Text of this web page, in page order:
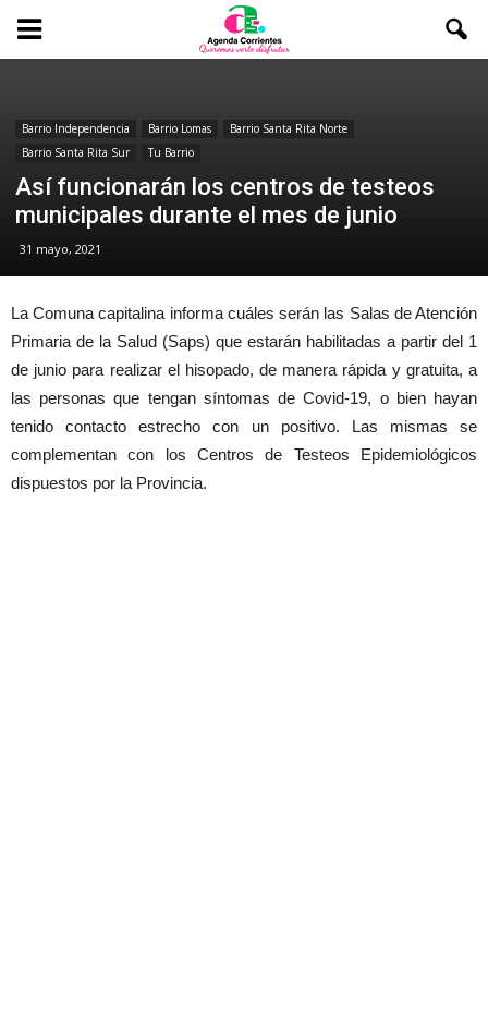
Barrio Independencia Barrio Lomas
Barrio Santa Rita Norte
Barrio Santa Rita Sur
Tu Barrio
Así funcionarán los centros de testeos
municipales durante el mes de junio
31 mayo, 2021
La Comuna capitalina informa cuáles serán las Salas de Atención
Primaria de la Salud (Saps) que estarán habilitadas a partir del 1
de junio para realizar el hisopado, de manera rápida y gratuita, a
las personas que tengan síntomas de Covid-19, o bien hayan
tenido contacto estrecho con un positivo. Las mismas se
complementan con los Centros de Testeos Epidemiológicos
dispuestos por la Provincia.